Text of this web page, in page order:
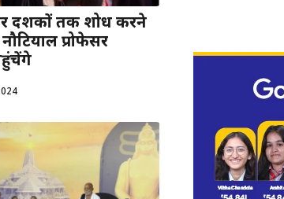
दशकों तक शोध करने
प्रोफेसर